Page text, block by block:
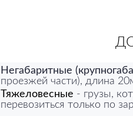
Негабаритные
проезжей части), длина
Тяжеловесные - грузы,
перевозиться только по